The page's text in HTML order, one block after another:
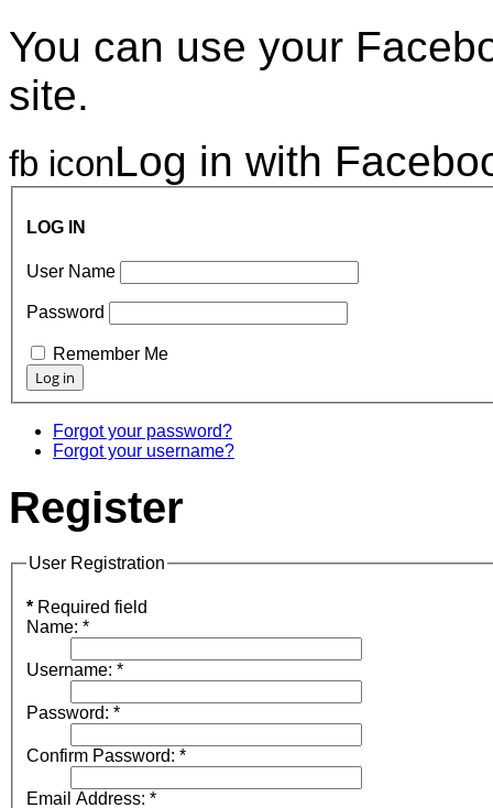
You can use your
site.
fb iconLog in with
LOG IN
User Name
Password
Remember Me
Forgot your password?
Forgot your username?
Register
User Registration
* Required field
Name: *
Username: *
Password: *
Confirm Password: *
Email Address: *